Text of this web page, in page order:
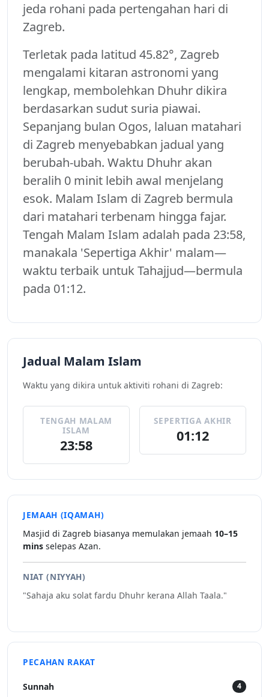
jeda rohani pada pertengahan hari di
Zagreb.
Terletak pada latitud 45.82°, Zagreb
mengalami kitaran astronomi yang
lengkap, membolehkan Dhuhr dikira
berdasarkan sudut suria piawai.
Sepanjang bulan Ogos, laluan matahari
di Zagreb menyebabkan jadual yang
berubah-ubah. Waktu Dhuhr akan
beralih 0 minit lebih awal menjelang
esok. Malam Islam di Zagreb bermula
dari matahari terbenam hingga fajar.
Tengah Malam Islam adalah pada 23:58,
manakala 'Sepertiga Akhir' malam—
waktu terbaik untuk Tahajjud—bermula
pada 01:12.
Jadual Malam Islam
Waktu yang dikira untuk aktiviti rohani di Zagreb:
TENGAH MALAM
ISLAM
23:58
SEPERTIGA AKHIR
01:12
JEMAAH (IQAMAH)
Masjid di Zagreb biasanya memulakan jemaah 10–15
mins selepas Azan.
NIAT (NIYYAH)
"Sahaja aku solat fardu Dhuhr kerana Allah Taala."
PECAHAN RAKAT
Sunnah 4